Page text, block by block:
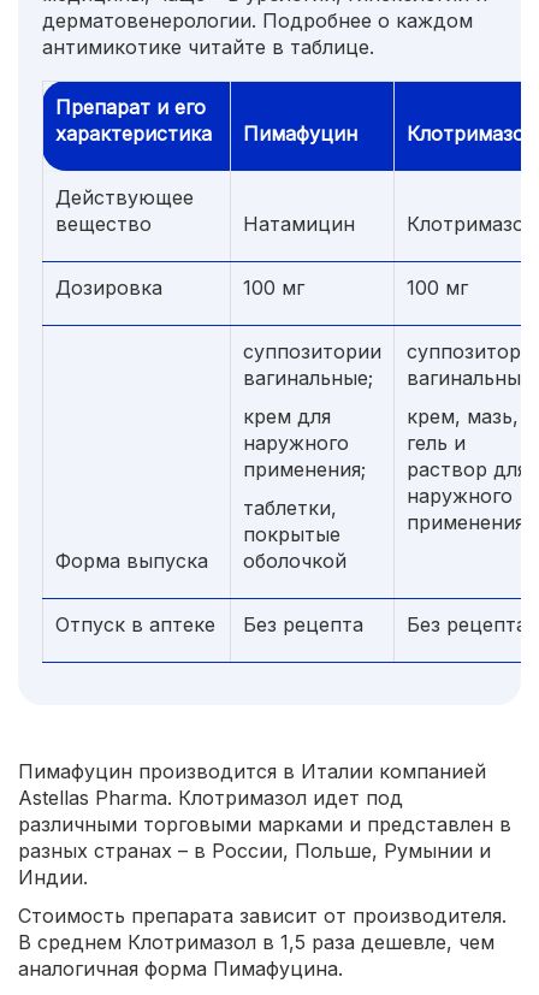
дерматовенерологии. Подробнее о каждом
антимикотике читайте в таблице.
Препарат и его
характеристика
Пимафуцин
Действующее
вещество
Натамицин Клотримазол
Дозировка 100 мг 100 мг
Форма выпуска
суппозитории
вагинальные;
крем для
наружного
применения;
таблетки,
покрытые
оболочкой
вагинальные;
крем, мазь,
гель и
раствор для
наружного
применения
Отпуск в аптеке Без рецепта Без рецепта
Пимафуцин производится в Италии компанией
Astellas Pharma. Клотримазол идет под
различными торговыми марками и представлен в
разных странах – в России, Польше, Румынии и
Индии.
Стоимость препарата зависит от производителя.
В среднем Клотримазол в 1,5 раза дешевле, чем
аналогичная форма Пимафуцина.